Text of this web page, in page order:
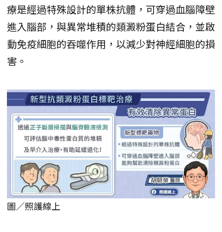
療是經過特殊設計的單株抗體，可穿過血腦障壁
進入腦部，與異常堆積的類澱粉蛋白結合，並啟
動免疫細胞的吞噬作用，以減少對神經細胞的損
害。
圖／照護線上